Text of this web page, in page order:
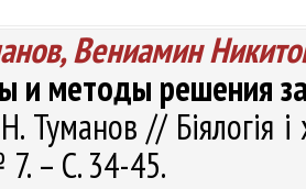
Вениамин
и методы решения
Туманов // Біялогія
– С. 34-45.